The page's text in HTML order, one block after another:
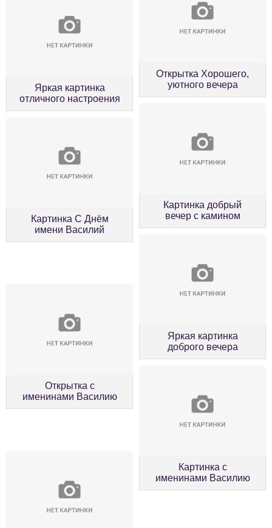
Яркая картинка
отличного настроения
Открытка Хорошего,
уютного вечера
Картинка С Днём
имени Василий
Картинка добрый
вечер с камином
Открытка с
именинами Василию
Яркая картинка
доброго вечера
Картинка с
именинами Василию